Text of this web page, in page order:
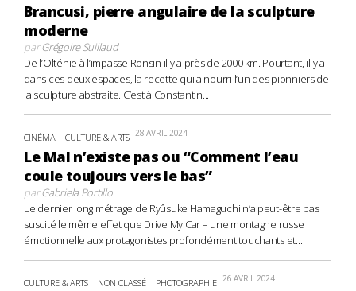
Brancusi, pierre angulaire de la sculpture
moderne
parGrégoire Suillaud
De l’Olténie à l’impasse Ronsin il y a près de 2000 km. Pourtant, il y a
dans ces deux espaces, la recette qui a nourri l’un des pionniers de
la sculpture abstraite. C’est à Constantin...
CINÉMA CULTURE & ARTS 28 AVRIL 2024
Le Mal n’existe pas ou “Comment l’eau
coule toujours vers le bas”
parGabriela Portillo
Le dernier long métrage de Ryûsuke Hamaguchi n’a peut-être pas
suscité le même effet que Drive My Car – une montagne russe
émotionnelle aux protagonistes profondément touchants et...
CULTURE & ARTS NON CLASSÉ PHOTOGRAPHIE 26 AVRIL 2024